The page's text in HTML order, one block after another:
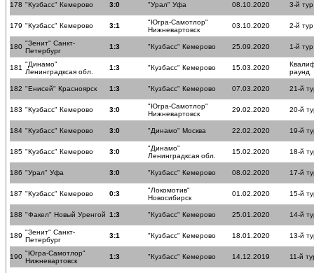
178 "Кузбасс" Кемерово 3:0 "Урал" Уфа 08.10.2020 3-й тур
179 "Кузбасс" Кемерово 3:1
"Югра-Самотлор"
Нижневартовск
03.10.2020 2-й тур
180 "Зенит" Санкт-
Петербург
1:3 "Кузбасс" Кемерово 25.09.2020 1-й тур
181 "Динамо"
Ленинградксая обл.
1:3 "Кузбасс" Кемерово 15.03.2020
раунд
182 "Енисей" Красноярск 1:3 "Кузбасс" Кемерово 07.03.2020 21-й
183 "Кузбасс" Кемерово 3:0
"Югра-Самотлор"
Нижневартовск
29.02.2020 20-й
184 "Кузбасс" Кемерово 3:0 "Динамо" Москва 22.02.2020 19-й
185 "Кузбасс" Кемерово 3:0
"Динамо"
Ленинградксая обл.
15.02.2020 18-й
186 "Урал" Уфа 3:0 "Кузбасс" Кемерово 08.02.2020 17-й
187 "Кузбасс" Кемерово 0:3
"Локомотив"
Новосибирск
01.02.2020 15-й
188 "Факел" Новый Уренгой 1:3 "Кузбасс" Кемерово 25.01.2020 14-й
189 "Зенит" Санкт-
Петербург
3:1 "Кузбасс" Кемерово 18.01.2020 13-й
190 "Югра-Самотлор"
Нижневартовск
1:3 "Кузбасс" Кемерово 14.12.2019 11-й